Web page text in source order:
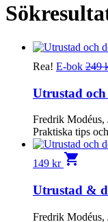
Rea! E-bok 249
Utrustad
Fredrik Modéus,
Praktiska tips
149 kr shopping_cart
Utrustad &
Fredrik Modéus,